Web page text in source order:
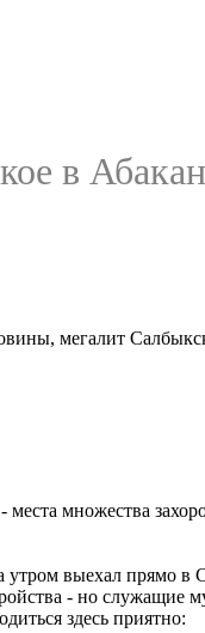
в
мегалит
множества
выехал прямо
- но служащие
здесь приятно: